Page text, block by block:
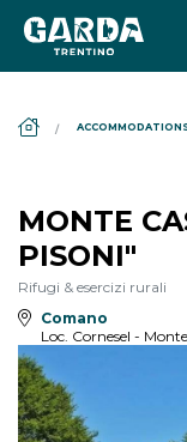
MONTE
PISONI"
Rifugi & esercizi rurali
Comano
Loc. Cornesel -